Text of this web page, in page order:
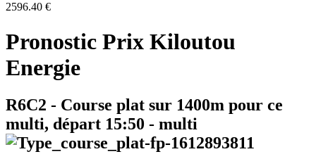
2596.40 €
Pronostic Prix Kiloutou
Energie
R6C2 - Course plat sur 1400m pour ce
multi, départ 15:50 - multi